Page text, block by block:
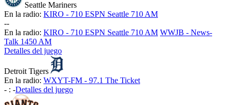
Seattle Mariners
En la radio: KIRO - 710 ESPN Seattle 710 AM
--
En la radio: KIRO - 710 ESPN Seattle 710 AM WWJB - News-
Talk 1450 AM
Detalles del juego
Detroit Tigers
En la radio: WXYT-FM - 97.1 The Ticket
- : -Detalles del juego